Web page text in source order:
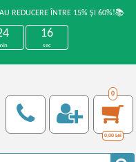
REDUCERE ÎNTRE 15% ȘI 60%!📚
15
sec
0
0,00 Lei